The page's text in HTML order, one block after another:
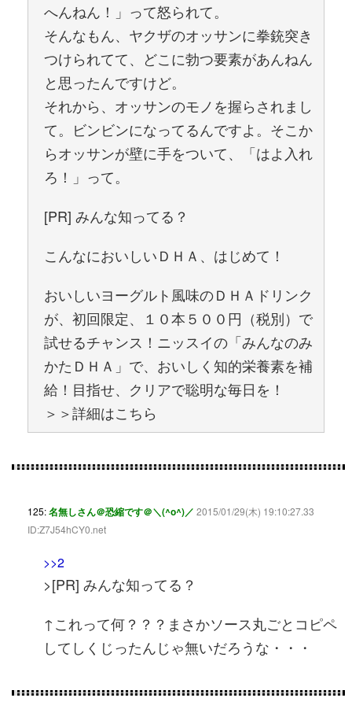
へんねん！」って怒られて。
そんなもん、ヤクザのオッサンに拳銃突き
つけられてて、どこに勃つ要素があんねん
と思ったんですけど。
それから、オッサンのモノを握らされまし
て。ビンビンになってるんですよ。そこか
らオッサンが壁に手をついて、「はよ入れ
ろ！」って。
[PR] みんな知ってる？
こんなにおいしいＤＨＡ、はじめて！
おいしいヨーグルト風味のＤＨＡドリンク
が、初回限定、１０本５００円（税別）で
試せるチャンス！ニッスイの「みんなのみ
かたＤＨＡ」で、おいしく知的栄養素を補
給！目指せ、クリアで聡明な毎日を！
＞＞詳細はこちら
125:名無しさん＠恐縮です＠＼(^o^)／ 2015/01/29(木) 19:10:27.33
ID:Z7J54hCY0.net
>>2
>[PR] みんな知ってる？
↑これって何？？？まさかソース丸ごとコピペ
してしくじったんじゃ無いだろうな・・・